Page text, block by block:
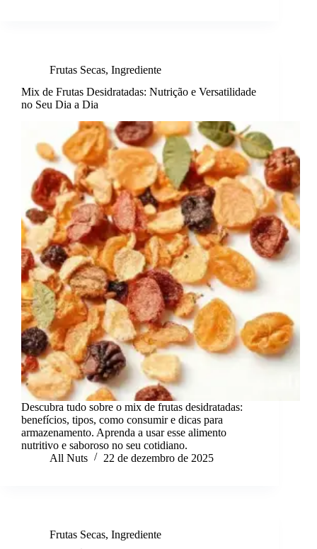
Frutas Secas, Ingrediente
Mix de Frutas Desidratadas: Nutrição e Versatilidade
no Seu Dia a Dia
Descubra tudo sobre o mix de frutas desidratadas:
benefícios, tipos, como consumir e dicas para
armazenamento. Aprenda a usar esse alimento
nutritivo e saboroso no seu cotidiano.
All Nuts
22 de dezembro de 2025
Frutas Secas, Ingrediente